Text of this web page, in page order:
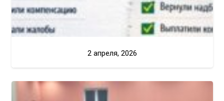
2 апреля, 2026